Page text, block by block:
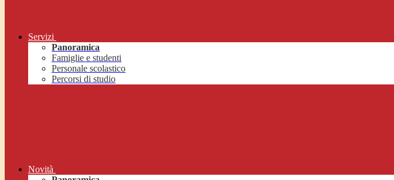
Servizi
Panoramica
Famiglie e studenti
Personale scolastico
Percorsi di studio
Novità